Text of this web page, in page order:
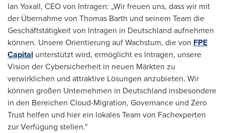
Ian Yoxall, CEOvon Intragen: „Wir freuen uns, dass wir mit
der Übernahme von Thomas Barth und seinem Team die
Geschäftstätigkeit von Intragen in Deutschland aufnehmen
können. Unsere Orientierung auf Wachstum, die von FPE
Capital unterstützt wird, ermöglicht es Intragen, unsere
Vision der Cybersicherheit in neuen Märkten zu
verwirklichen und attraktive Lösungen anzubieten. Wir
können großen Unternehmen in Deutschland insbesondere
in den Bereichen Cloud-Migration, Governance und Zero
Trust helfen und hier ein lokales Team von Fachexperten
zur Verfügung stellen."